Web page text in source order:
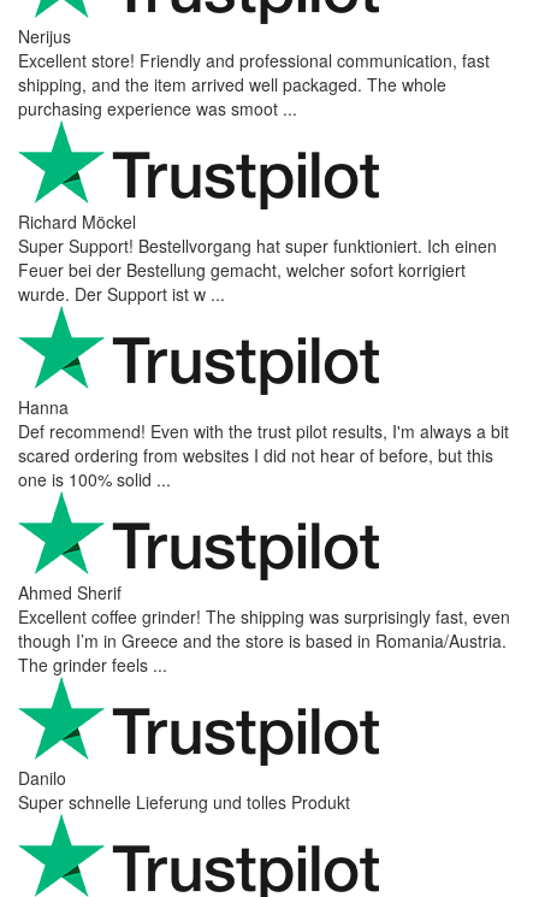
Nerijus
Excellent store! Friendly and professional communication, fast
shipping, and the item arrived well packaged. The whole
purchasing experience was smoot ...
Richard Möckel
Super Support! Bestellvorgang hat super funktioniert. Ich einen
Feuer bei der Bestellung gemacht, welcher sofort korrigiert
wurde. Der Support ist w ...
Hanna
Def recommend! Even with the trust pilot results, I'm always a bit
scared ordering from websites I did not hear of before, but this
one is 100% solid ...
Ahmed Sherif
Excellent coffee grinder! The shipping was surprisingly fast, even
though I’m in Greece and the store is based in Romania/Austria.
The grinder feels ...
Danilo
Super schnelle Lieferung und tolles Produkt